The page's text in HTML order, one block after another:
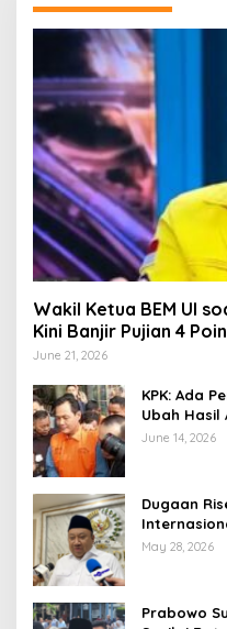
Wakil Ketua BEM UI
Kini
June 21, 2026
KPK: Ada
Ubah Hasil
June 14, 2026
Dugaan
Investigasi
May 28, 2026
Prabowo